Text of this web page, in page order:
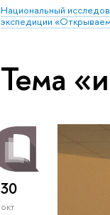
Национальный
экспедиции
Тема
30
окт